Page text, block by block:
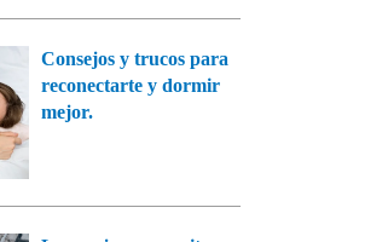
Consejos y trucos para
reconectarte y dormir
mejor.